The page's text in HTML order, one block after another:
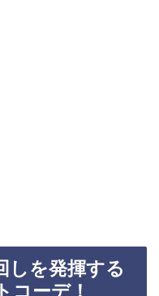
しを発揮する
コーデ！